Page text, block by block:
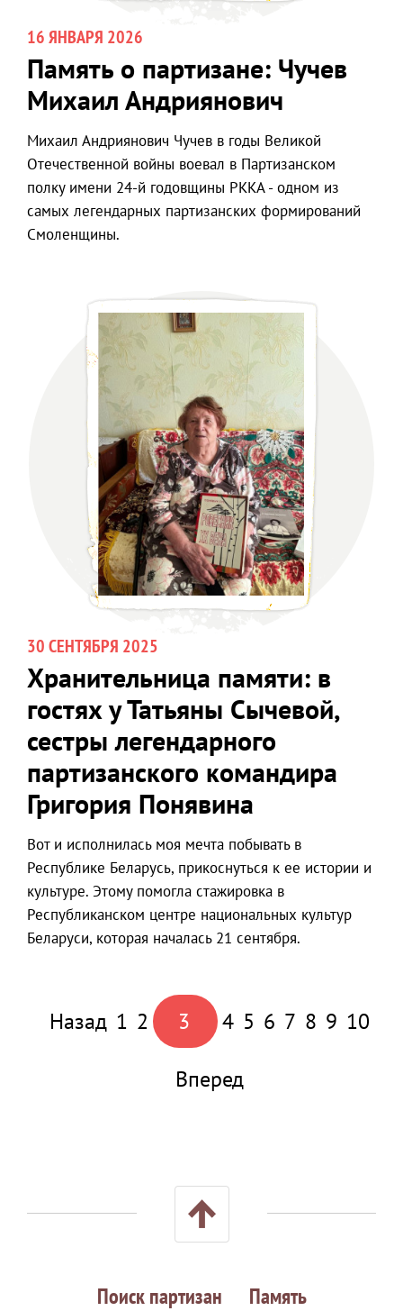
16 ЯНВАРЯ 2026
Память о партизане: Чучев
Михаил Андриянович
Михаил Андриянович Чучев в годы Великой
Отечественной войны воевал в Партизанском
полку имени 24-й годовщины РККА - одном из
самых легендарных партизанских формирований
Смоленщины.
30 СЕНТЯБРЯ 2025
Хранительница памяти: в
гостях у Татьяны Сычевой,
сестры легендарного
партизанского командира
Григория Понявина
Вот и исполнилась моя мечта побывать в
Республике Беларусь, прикоснуться к ее истории и
культуре. Этому помогла стажировка в
Республиканском центре национальных культур
Беларуси, которая началась 21 сентября.
Назад 1 2 3 4 5 6 7 8 9 10
Вперед
Поиск партизан
Память